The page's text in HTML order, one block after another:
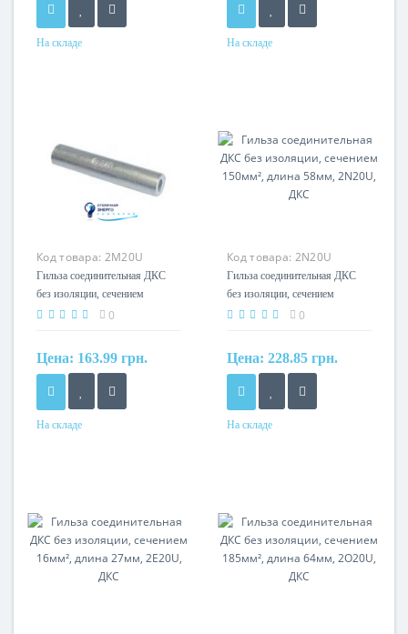
На складе На складе
Код товара: 2M20U
Гильза соединительная ДКС
без изоляции, сечением
120мм², длина 47мм, 2M20U,
0
Цена: 163.99 грн.
На складе
Код товара: 2N20U
Гильза соединительная ДКС
без изоляции, сечением
150мм², длина 58мм, 2N20U,
0
Цена: 228.85 грн.
На складе